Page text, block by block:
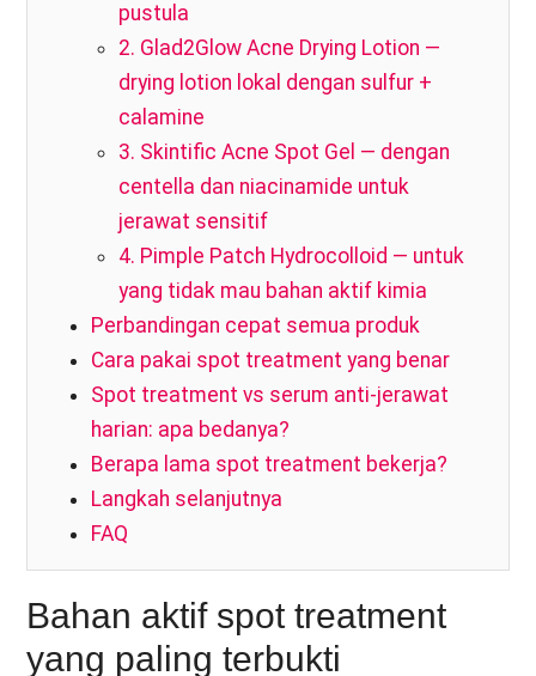
pustula
2. Glad2Glow Acne Drying Lotion —
drying lotion lokal dengan sulfur +
calamine
3. Skintific Acne Spot Gel — dengan
centella dan niacinamide untuk
jerawat sensitif
4. Pimple Patch Hydrocolloid — untuk
yang tidak mau bahan aktif kimia
Perbandingan cepat semua produk
Cara pakai spot treatment yang benar
Spot treatment vs serum anti-jerawat
harian: apa bedanya?
Berapa lama spot treatment bekerja?
Langkah selanjutnya
FAQ
Bahan aktif spot treatment
yang paling terbukti